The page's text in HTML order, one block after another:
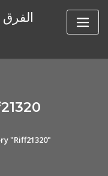
الفرق
"Riff21320"